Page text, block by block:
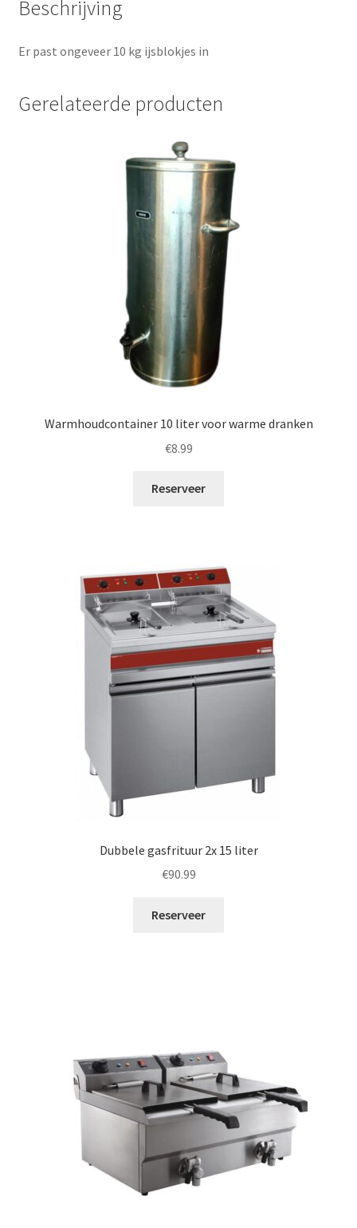
Beschrijving
Er past ongeveer 10 kg ijsblokjes in
Gerelateerde producten
Warmhoudcontainer 10 liter voor warme dranken
€8.99
Reserveer
Dubbele gasfrituur 2x 15 liter
€90.99
Reserveer